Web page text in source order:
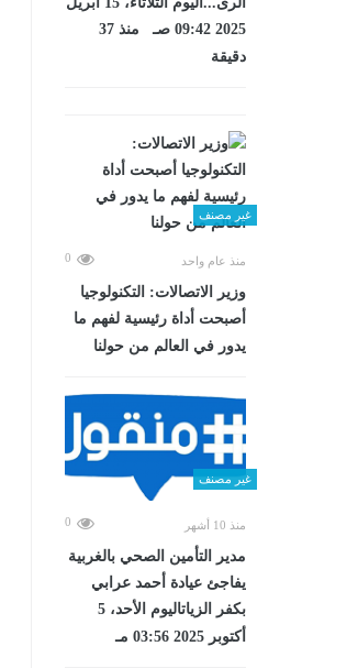
2025 09:42 صـ منذ 37
دقيقة
غير مصنف
منذ عام واحد 0
وزير الاتصالات: التكنولوجيا
أصبحت أداة رئيسية لفهم ما
يدور في العالم من حولنا
غير مصنف
منذ 10 أشهر 0
مدير التأمين الصحي بالغربية
يفاجئ عيادة أحمد عرابي
بكفر الزياتاليوم الأحد، 5
أكتوبر 2025 03:56 مـ